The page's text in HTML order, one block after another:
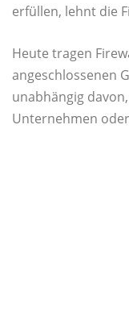
erfüllen, lehnt die
Heute tragen
angeschlossenen
unabhängig
Unternehmen